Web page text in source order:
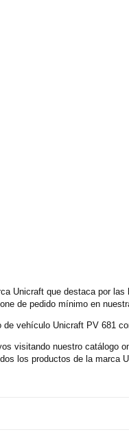
Unicraft que destaca por las
de pedido mínimo en
vehículo Unicraft PV 681
visitando nuestro catálogo
los productos de la marca